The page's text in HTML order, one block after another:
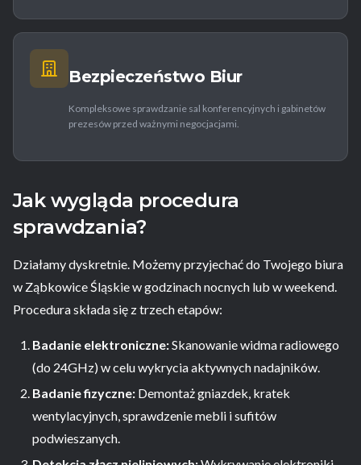
Bezpieczeństwo Biur
Kompleksowe sprawdzanie sal konferencyjnych i gabinetów
prezesów przed ważnymi negocjacjami.
Jak wygląda procedura
sprawdzania?
Działamy dyskretnie. Możemy przyjechać do Twojego biura
w Ząbkowice Śląskie w godzinach nocnych lub w weekend.
Procedura składa się z trzech etapów:
Badanie elektroniczne:Skanowanie widma radiowego
(do 24GHz) w celu wykrycia aktywnych nadajników.
Badanie fizyczne: Demontaż gniazdek, kratek
wentylacyjnych, sprawdzenie mebli i sufitów
podwieszanych.